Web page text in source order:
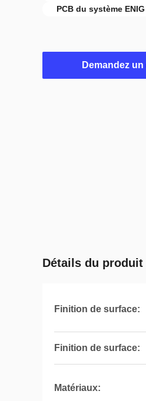
PCB du système
Demandez
Détails du produit
Finition de surface:
Finition de surface:
Matériaux: